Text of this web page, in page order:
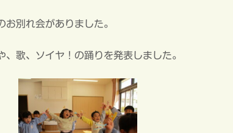
別れ会がありました。
歌、ソイヤ！の踊りを発表しました。